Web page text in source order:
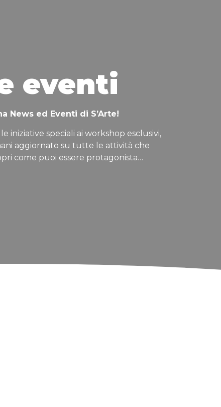
eventi
News ed Eventi di S’Arte!
speciali ai workshop esclusivi,
aggiornato su tutte le attività che
come puoi essere protagonista…